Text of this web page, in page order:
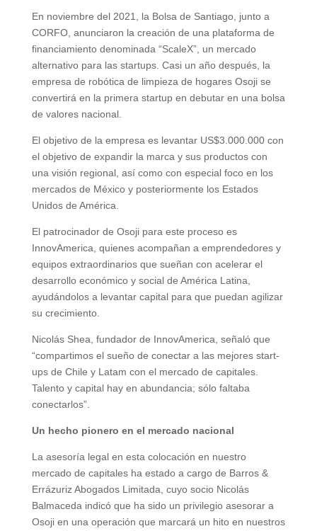
En noviembre del 2021, la Bolsa de Santiago, junto a
CORFO, anunciaron la creación de una plataforma de
financiamiento denominada “ScaleX”, un mercado
alternativo para las startups. Casi un año después, la
empresa de robótica de limpieza de hogares Osoji se
convertirá en la primera startup en debutar en una bolsa
de valores nacional.
El objetivo de la empresa es levantar US$3.000.000 con
el objetivo de expandir la marca y sus productos con
una visión regional, así como con especial foco en los
mercados de México y posteriormente los Estados
Unidos de América.
El patrocinador de Osoji para este proceso es
InnovAmerica, quienes acompañan a emprendedores y
equipos extraordinarios que sueñan con acelerar el
desarrollo económico y social de América Latina,
ayudándolos a levantar capital para que puedan agilizar
su crecimiento.
Nicolás Shea, fundador de InnovAmerica, señaló que
“compartimos el sueño de conectar a las mejores start-
ups de Chile y Latam con el mercado de capitales.
Talento y capital hay en abundancia; sólo faltaba
conectarlos”.
Un hecho pionero en el mercado nacional
La asesoría legal en esta colocación en nuestro
mercado de capitales ha estado a cargo de Barros &
Errázuriz Abogados Limitada, cuyo socio Nicolás
Balmaceda indicó que ha sido un privilegio asesorar a
Osoji en una operación que marcará un hito en nuestros